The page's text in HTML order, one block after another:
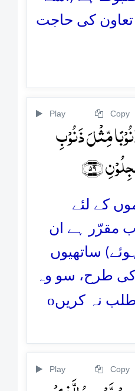
کی حاجت
Play Copy
مِّثۡلَ ذَنُوۡبِ
﴿۵۹﴾
کے لئے
مقرّر ہے ان
ساتھیوں
طرح، سو وہ
نہ کریںo
Play Copy